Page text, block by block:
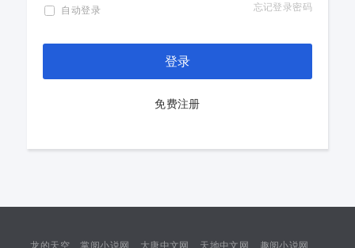
自动登录 忘记登录密码
登录
免费注册
龙的天空 掌阅小说网 大唐中文网 天地中文网
趣阅小说网